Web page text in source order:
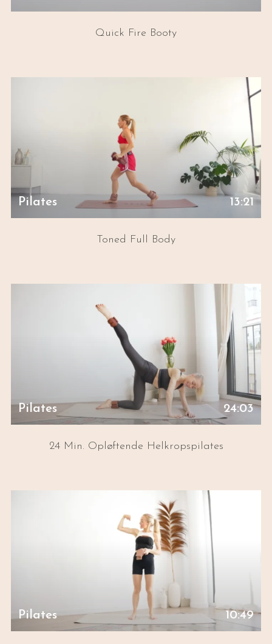
Quick Fire Booty
Pilates 13:21
Toned Full Body
Pilates 24:03
24 Min. Opløftende Helkropspilates
Pilates 10:49